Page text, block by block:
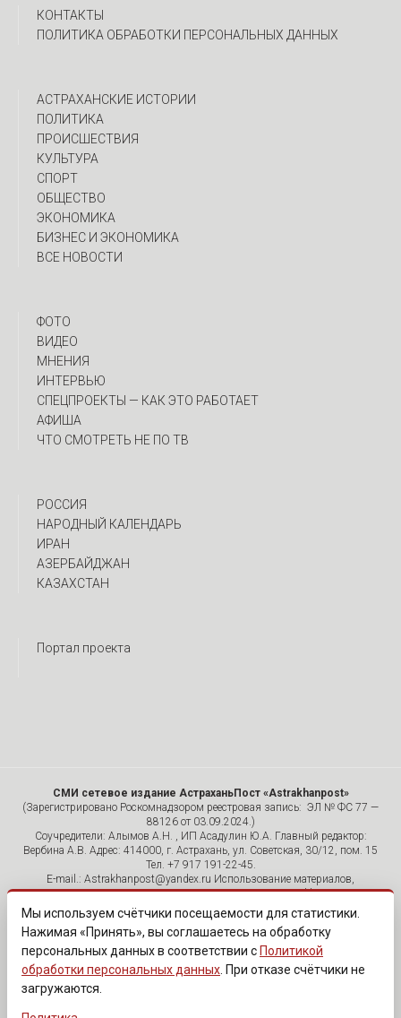
КОНТАКТЫ
ПОЛИТИКА ОБРАБОТКИ ПЕРСОНАЛЬНЫХ ДАННЫХ
АСТРАХАНСКИЕ ИСТОРИИ
ПОЛИТИКА
ПРОИСШЕСТВИЯ
КУЛЬТУРА
СПОРТ
ОБЩЕСТВО
ЭКОНОМИКА
БИЗНЕС И ЭКОНОМИКА
ВСЕ НОВОСТИ
ФОТО
ВИДЕО
МНЕНИЯ
ИНТЕРВЬЮ
CПЕЦПРОЕКТЫ — КАК ЭТО РАБОТАЕТ
АФИША
ЧТО СМОТРЕТЬ НЕ ПО ТВ
РОССИЯ
НАРОДНЫЙ КАЛЕНДАРЬ
ИРАН
АЗЕРБАЙДЖАН
КАЗАХСТАН
Портал проекта
СМИ сетевое издание АстраханьПост «Astrakhanpost»
(Зарегистрировано Роскомнадзором реестровая запись: ЭЛ № ФС 77 —
88126 от 03.09.2024.)
Соучредители: Алымов А.Н. , ИП Асадулин Ю.А. Главный редактор:
Вербина А.В. Адрес: 414000, г. Астрахань, ул. Советская, 30/12, пом. 15
Тел. +7 917 191-22-45.
E-mail.: Astrakhanpost@yandex.ru Использование материалов,
размещенных на страницах сетевого издания «Astrakhanpost»,
допускается исключительно с указанием источника и публикацией
активной гиперссылки на портал Astrakhanpost.ru. Комментарии
читателей сайта размещаются без предварительного редактирования.
Редакция оставляет за собой право удалить их с сайта или
отредактировать, если указанные сообщения нарушают законы РФ.
«САЙТ ПРЕДНАЗНАЧЕН ДЛЯ АУДИТОРИИ 18+»
Мы используем счётчики посещаемости для статистики.
Нажимая «Принять», вы соглашаетесь на обработку
персональных данных в соответствии с Политикой
обработки персональных данных . При отказе счётчики не
загружаются.